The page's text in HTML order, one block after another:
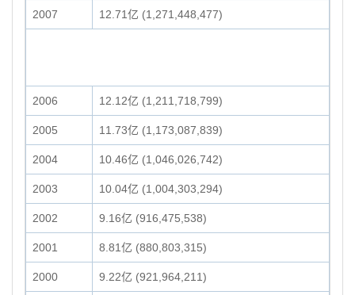
2007 12.71亿 (1,271,448,477)
2006 12.12亿 (1,211,718,799)
2005 11.73亿 (1,173,087,839)
2004 10.46亿 (1,046,026,742)
2003 10.04亿 (1,004,303,294)
2002 9.16亿 (916,475,538)
2001 8.81亿 (880,803,315)
2000 9.22亿 (921,964,211)